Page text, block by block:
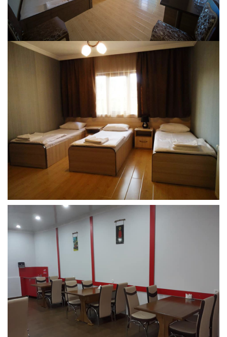
kurortresort@gmail.com
+995 555 63 29 29; 10:00-დან
17:00 საათამდე
www.tskaltuboresort.ge
© 2010 - 2026 CTC - Caucasus Travel Centre LTD